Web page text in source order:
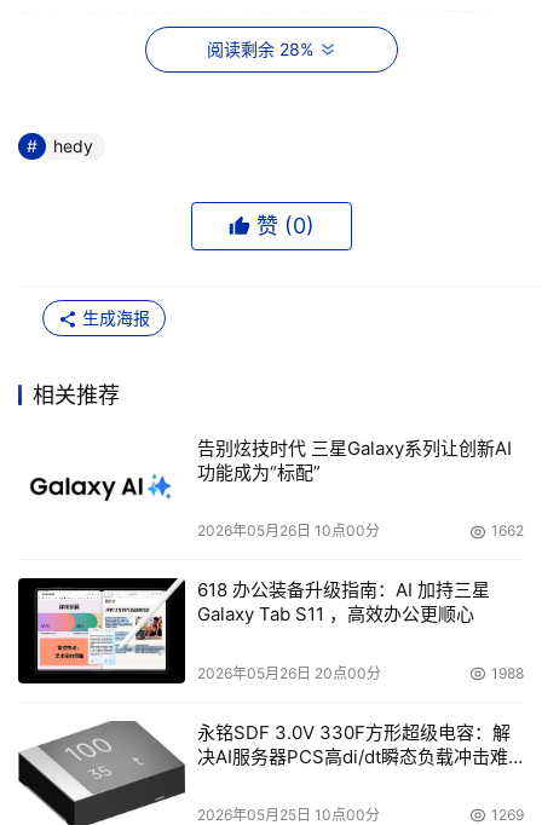
的速度，完全解决传统液晶显示器在玩游戏或者看影碟时所
大水牛P45H液晶显示器拥有15英寸可视面积，点距
为16ms，完全消除了图像拖尾现象，使画面更加清晰、流
畅。最大分辨率为1024X768，具备多语言OSD菜单调节，
这款大水牛P45H液晶显示器凭借16ms的超快响应时间
市面上几乎所有同规格15英寸液晶显示器，另外还同时保持
了大水牛显示器一贯的质优价不高的销售原则。
阅读剩余 28%
hedy
赞 (0)
生成海报
相关推荐
告别炫技时代 三星Galaxy系列让创新AI
功能成为“标配”
2026年05月26日 10点00分 1662
618 办公装备升级指南：AI 加持三星
Galaxy Tab S11 ，高效办公更顺心
2026年05月26日 20点00分 1988
永铭SDF 3.0V 330F方形超级电容：解
决AI服务器PCS高di/dt瞬态负载冲击难
2026年05月25日 10点00分 1269